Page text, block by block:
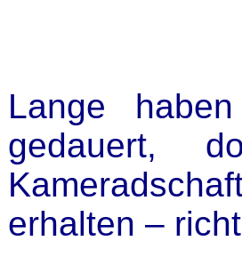
Lange
gedauert,
erhalten –